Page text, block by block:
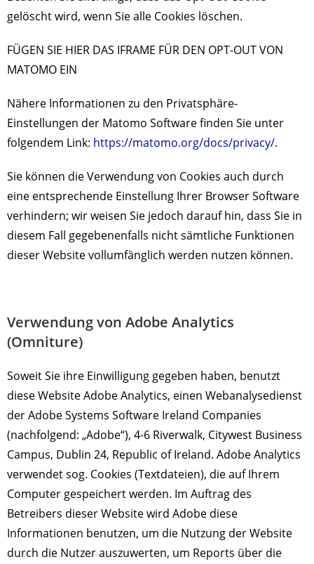
gelöscht wird, wenn Sie alle Cookies löschen.
FÜGEN SIE HIER DAS IFRAME FÜR DEN OPT-OUT VON
MATOMO EIN
Nähere Informationen zu den Privatsphäre-
Einstellungen der Matomo Software finden Sie unter
folgendem Link: https://matomo.org/docs/privacy/.
Sie können die Verwendung von Cookies auch durch
eine entsprechende Einstellung Ihrer Browser Software
verhindern; wir weisen Sie jedoch darauf hin, dass Sie in
diesem Fall gegebenenfalls nicht sämtliche Funktionen
dieser Website vollumfänglich werden nutzen können.
Verwendung von Adobe Analytics
(Omniture)
Soweit Sie ihre Einwilligung gegeben haben, benutzt
diese Website Adobe Analytics, einen Webanalysedienst
der Adobe Systems Software Ireland Companies
(nachfolgend: „Adobe“), 4-6 Riverwalk, Citywest Business
Campus, Dublin 24, Republic of Ireland. Adobe Analytics
verwendet sog. Cookies (Textdateien), die auf Ihrem
Computer gespeichert werden. Im Auftrag des
Betreibers dieser Website wird Adobe diese
Informationen benutzen, um die Nutzung der Website
durch die Nutzer auszuwerten, um Reports über die